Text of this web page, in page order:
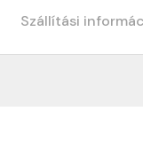
Szállítási